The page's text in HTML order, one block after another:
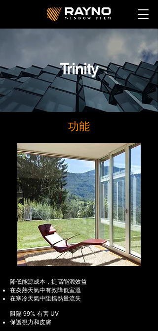
Trinity
功能
降低能源成本，提高能源效益
在炎熱天氣中有效降低室溫
在寒冷天氣中阻擋熱量流失
阻隔 99% 有害 UV
保護視力和皮膚